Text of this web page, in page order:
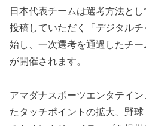
日本代表チームは選考方法と
投稿していただく「デジタル
始し、一次選考を通過したチー
が開催されます。
アマダナスポーツエンタテイ
たタッチポイントの拡大、野